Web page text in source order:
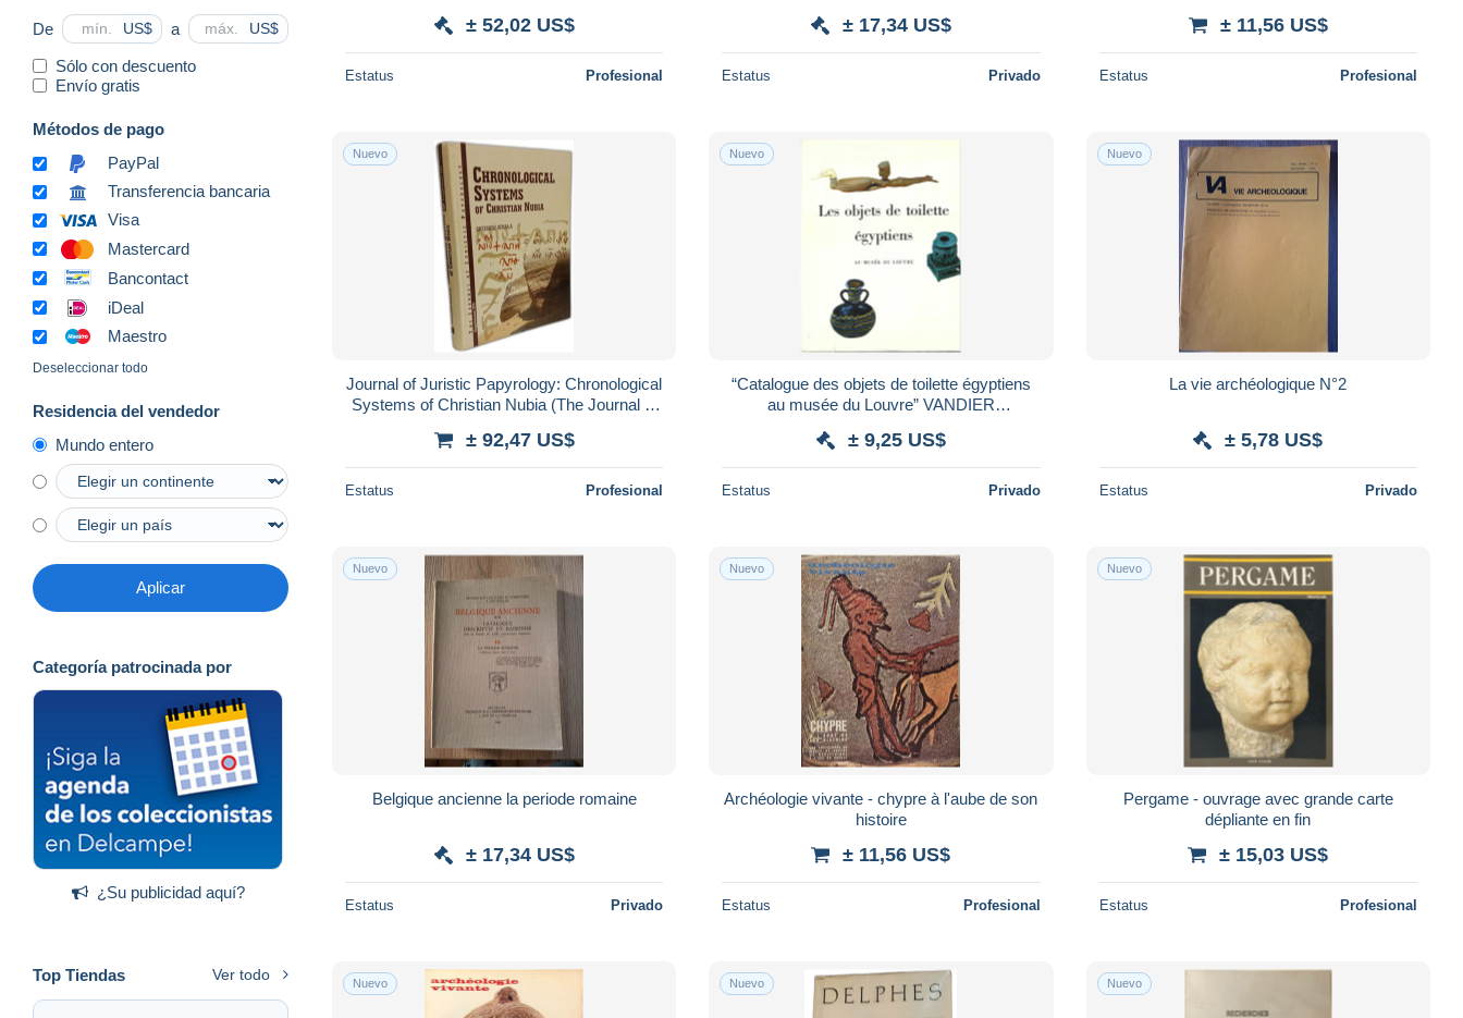
De US$ a US$
Sólo con descuento
Envío gratis
Métodos de pago
PayPal
Transferencia bancaria
Visa
Mastercard
Bancontact
iDeal
Maestro
Deseleccionar todo
Residencia del vendedor
Mundo entero
Aplicar
Categoría patrocinada por
¿Su publicidad aquí?
Top Tiendas Ver todo
± 52,02 US$
Estatus Profesional
± 17,34 US$
Estatus Privado
± 11,56 US$
Estatus Profesional
Nuevo
Journal of Juristic Papyrology: Chronological
Systems of Christian Nubia (The Journal of
± 92,47 US$
Estatus Profesional
Nuevo
“Catalogue des objets de toilette égyptiens
au musée du Louvre” VANDIER
Paris
± 9,25 US$
Estatus Privado
Nuevo
La vie archéologique N°2
± 5,78 US$
Estatus Privado
Nuevo
Belgique ancienne la periode romaine
± 17,34 US$
Estatus Privado
Nuevo
Archéologie vivante - chypre à l'aube de son
histoire
± 11,56 US$
Estatus Profesional
Nuevo
Pergame - ouvrage avec grande carte
dépliante en fin
± 15,03 US$
Estatus Profesional
Nuevo Nuevo Nuevo